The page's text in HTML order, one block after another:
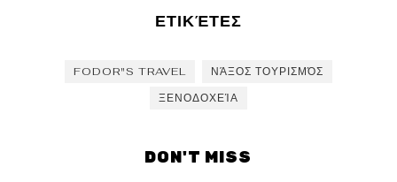
ΕΤΙΚΈΤΕΣ
FODOR"S TRAVEL
ΝΆΞΟΣ ΤΟΥΡΙΣΜΌΣ
ΞΕΝΟΔΟΧΕΊΑ
DON'T MISS